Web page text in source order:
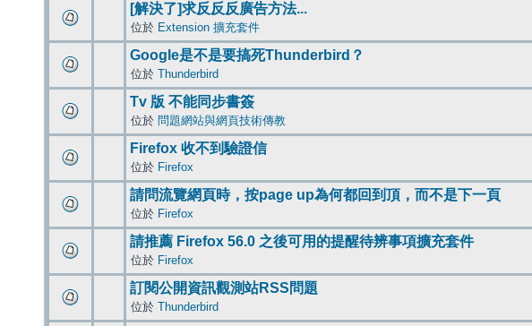
[解決了]求反反反廣告方法...
位於 Extension 擴充套件
Google是不是要搞死Thunderbird？
位於 Thunderbird
Tv 版 不能同步書簽
位於 問題網站與網頁技術傳教
Firefox 收不到驗證信
位於 Firefox
請問流覽網頁時，按page up為何都回到頂，而不是下一頁
位於 Firefox
請推薦 Firefox 56.0 之後可用的提醒待辨事項擴充套件
位於 Firefox
訂閱公開資訊觀測站RSS問題
位於 Thunderbird